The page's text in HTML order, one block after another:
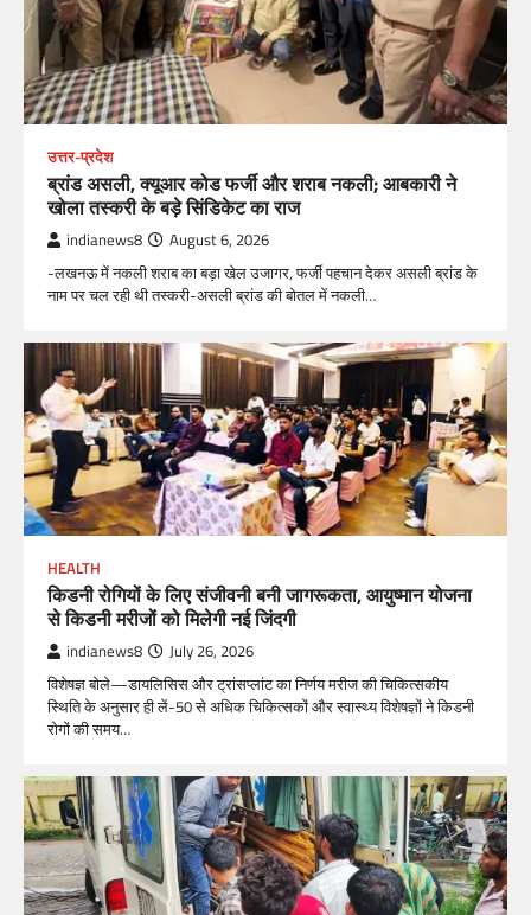
उत्तर-प्रदेश
ब्रांड असली, क्यूआर कोड फर्जी और शराब नकली; आबकारी ने
खोला तस्करी के बड़े सिंडिकेट का राज
indianews8 August 6, 2026
-लखनऊ में नकली शराब का बड़ा खेल उजागर, फर्जी पहचान देकर असली ब्रांड के
नाम पर चल रही थी तस्करी-असली ब्रांड की बोतल में नकली…
HEALTH
किडनी रोगियों के लिए संजीवनी बनी जागरूकता, आयुष्मान योजना
से किडनी मरीजों को मिलेगी नई जिंदगी
indianews8 July 26, 2026
विशेषज्ञ बोले—डायलिसिस और ट्रांसप्लांट का निर्णय मरीज की चिकित्सकीय
स्थिति के अनुसार ही लें-50 से अधिक चिकित्सकों और स्वास्थ्य विशेषज्ञों ने किडनी
रोगों की समय…